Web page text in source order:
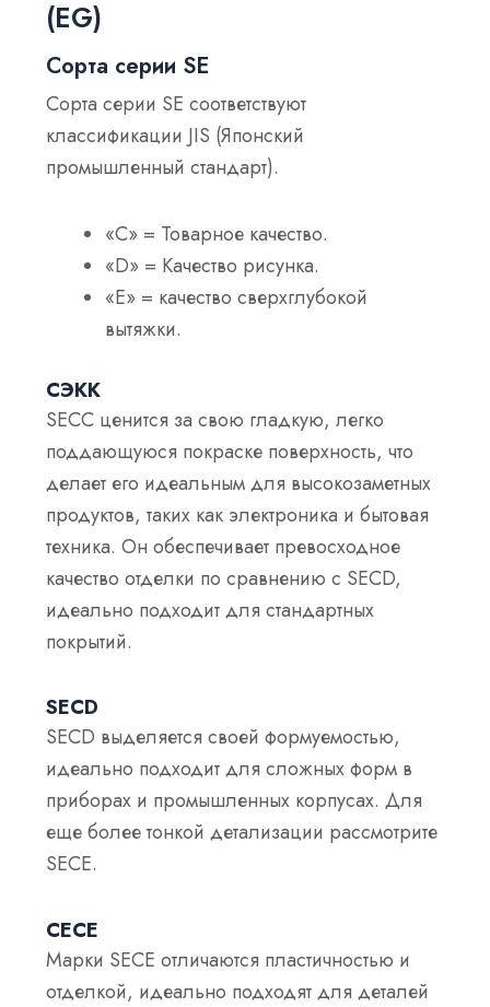
(EG)
Сорта серии SE
Сорта серии SE соответствуют
классификации JIS (Японский
промышленный стандарт).
«C» = Товарное качество.
«D» = Качество рисунка.
«E» = качество сверхглубокой
вытяжки.
СЭКК
SECC ценится за свою гладкую, легко
поддающуюся покраске поверхность, что
делает его идеальным для высокозаметных
продуктов, таких как электроника и бытовая
техника. Он обеспечивает превосходное
качество отделки по сравнению с SECD,
идеально подходит для стандартных
покрытий.
SECD
SECD выделяется своей формуемостью,
идеально подходит для сложных форм в
приборах и промышленных корпусах. Для
еще более тонкой детализации рассмотрите
SECE.
СЕСЕ
Марки SECE отличаются пластичностью и
отделкой, идеально подходят для деталей